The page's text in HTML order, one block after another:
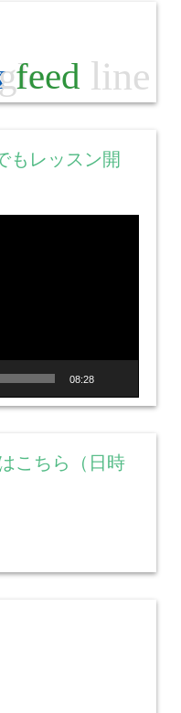
feed line
もレッスン開
08:28
こちら（日時